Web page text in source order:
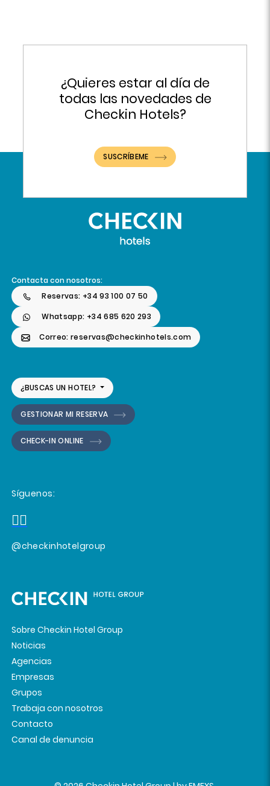
¿Quieres estar al día de
todas las novedades de
Checkin Hotels?
SUSCRÍBEME
Contacta con nosotros:
Reservas: +34 93 100 07 50
Whatsapp: +34 685 620 293
Correo: reservas@checkinhotels.com
¿BUSCAS UN HOTEL?
GESTIONAR MI RESERVA
CHECK-IN ONLINE
Síguenos:
@checkinhotelgroup
Sobre Checkin Hotel Group
Noticias
Agencias
Empresas
Grupos
Trabaja con nosotros
Contacto
Canal de denuncia